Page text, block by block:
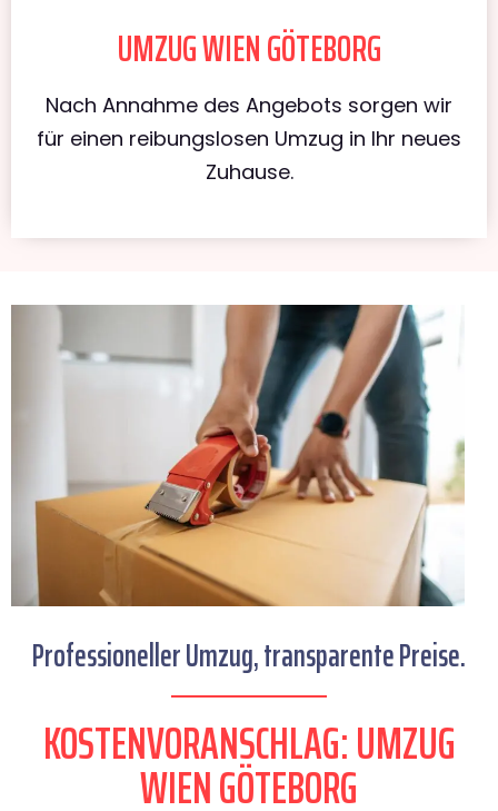
UMZUG WIEN GÖTEBORG
Nach Annahme des Angebots sorgen wir
für einen reibungslosen Umzug in Ihr neues
Zuhause.
Professioneller Umzug, transparente Preise.
KOSTENVORANSCHLAG: UMZUG
WIEN GÖTEBORG